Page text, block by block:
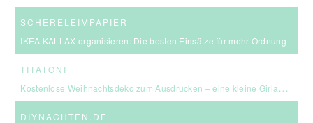
SCHERELEIMPAPIER
IKEA KALLAX organisieren: Die besten Einsätze für mehr Ordnung
TITATONI
Kostenlose Weihnachtsdeko zum Ausdrucken – eine kleine Girlande für euer Zuhause ☆
DIYNACHTEN.DE